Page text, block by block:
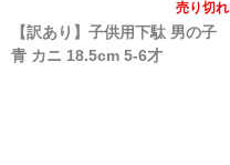
売り切れ
【訳あり】子供用下駄 男の子
青 カニ 18.5cm 5-6才